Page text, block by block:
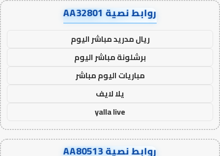
روابط نصية AA32801
ريال مدريد مباشر اليوم
برشلونة مباشر اليوم
مباريات اليوم مباشر
يلا لايف
yalla live
روابط نصية AA80513